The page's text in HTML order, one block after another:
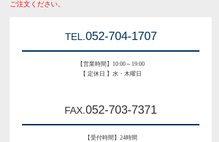
ご注文ください。
TEL.052-704-1707
【営業時間】10:00～19:00
【 定休日 】水・木曜日
FAX.052-703-7371
【受付時間】24時間